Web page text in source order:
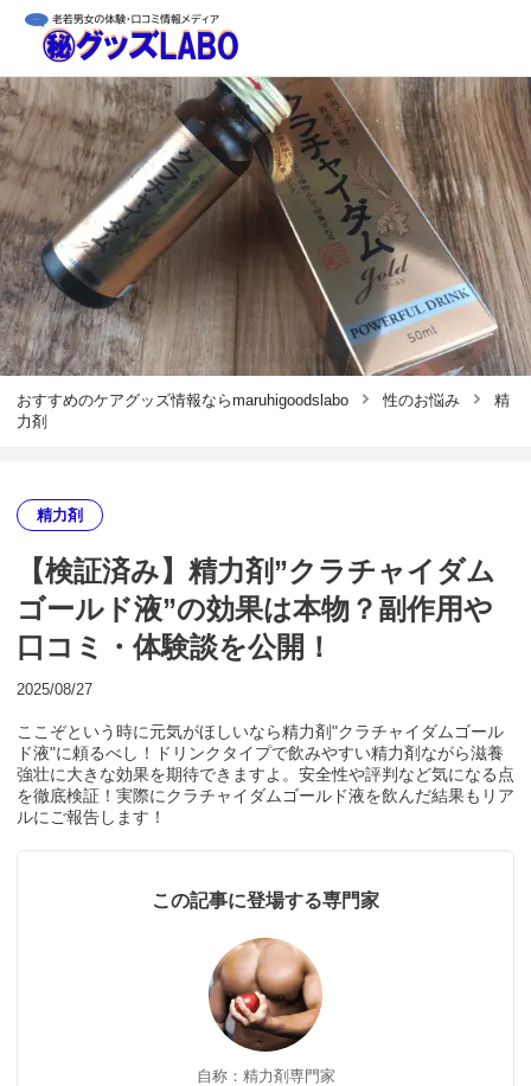
おすすめのケアグッズ情報ならmaruhigoodslabo 性のお悩み
精
力剤
精力剤
【検証済み】精力剤”クラチャイダム
ゴールド液”の効果は本物？副作用や
口コミ・体験談を公開！
2025/08/27
ここぞという時に元気がほしいなら精力剤"クラチャイダムゴール
ド液"に頼るべし！ドリンクタイプで飲みやすい精力剤ながら滋養
強壮に大きな効果を期待できますよ。安全性や評判など気になる点
を徹底検証！実際にクラチャイダムゴールド液を飲んだ結果もリア
ルにご報告します！
この記事に登場する専門家
自称：精力剤専門家